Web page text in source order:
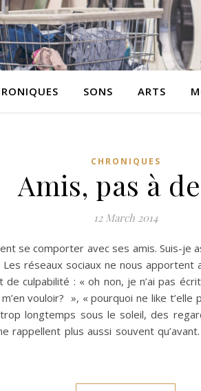
SONS ARTS
CHRONIQUES
Amis, pas à
12 March 2014
se comporter avec ses amis. Suis-je
réseaux sociaux ne nous apportent
culpabilité : « oh non, je n’ai pas
vouloir? », « pourquoi ne like
longtemps sous le soleil, des
rappellent plus aussi souvent